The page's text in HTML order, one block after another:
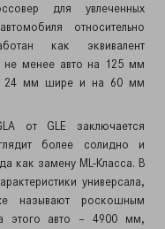
для увлеченных
относительно
как эквивалент
менее авто на 125 мм
24 мм шире и на 60 мм
от GLE заключается
более солидно и
как замену ML-Класса. В
универсала,
называют роскошным
этого авто – 4900 мм,